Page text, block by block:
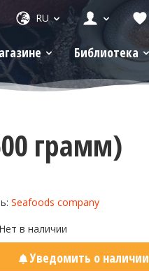
RU
Библиотека
грамм)
Seafoods company
в наличии
Уведомить о наличии